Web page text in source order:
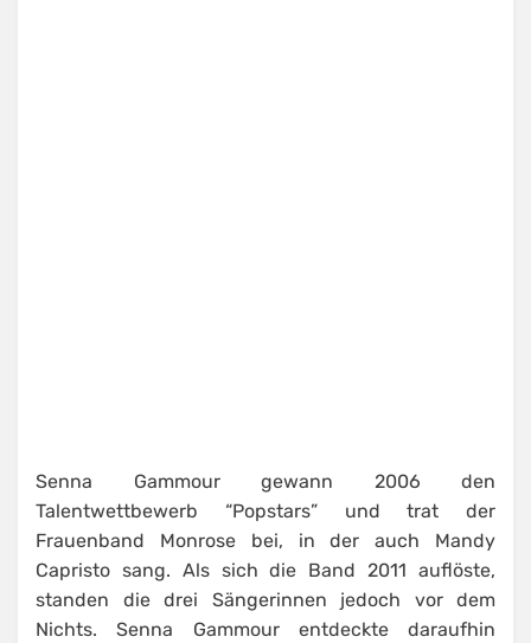
Senna Gammour gewann 2006 den
Talentwettbewerb “Popstars” und trat der
Frauenband Monrose bei, in der auch Mandy
Capristo sang. Als sich die Band 2011 auflöste,
standen die drei Sängerinnen jedoch vor dem
Nichts. Senna Gammour entdeckte daraufhin